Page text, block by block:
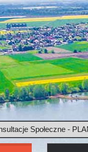
Społeczne - PLAN